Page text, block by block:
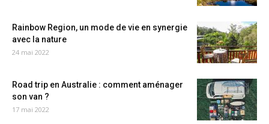
Rainbow Region, un mode de vie en synergie
avec la nature
24 mai 2022
Road trip en Australie : comment aménager
son van ?
17 mai 2022